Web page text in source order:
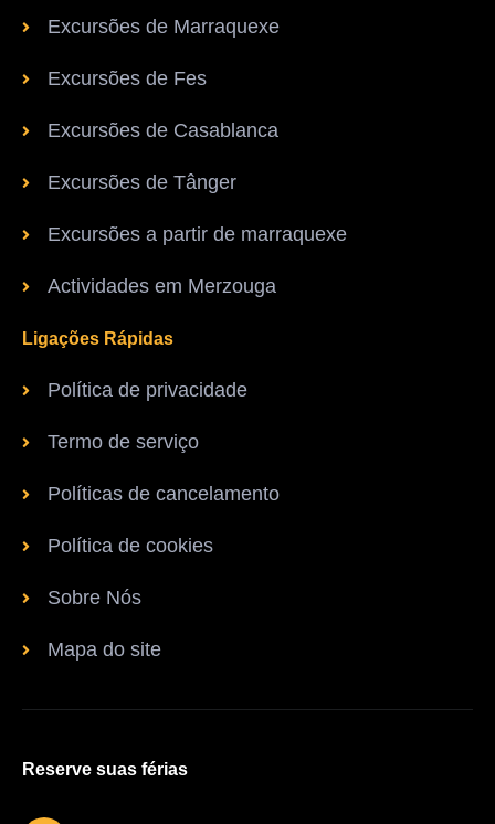
Excursões de Marraquexe
Excursões de Fes
Excursões de Casablanca
Excursões de Tânger
Excursões a partir de marraquexe
Actividades em Merzouga
Ligações Rápidas
Política de privacidade
Termo de serviço
Políticas de cancelamento
Política de cookies
Sobre Nós
Mapa do site
Reserve suas férias